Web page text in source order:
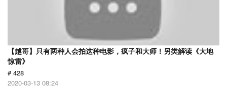
【越哥】只有两种人会拍这种电影，疯子和大师！另类解读《大地
惊雷》
# 428
2020-03-13 08:24